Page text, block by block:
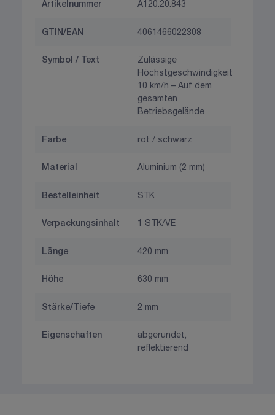
Artikelnummer A120.20.843
GTIN/EAN 4061466022308
Symbol / Text
Zulässige
Höchstgeschwindigkeit
10 km/h – Auf dem
gesamten
Betriebsgelände
Farbe rot / schwarz
Material Aluminium (2 mm)
Bestelleinheit STK
Verpackungsinhalt 1 STK/VE
Länge 420 mm
Höhe 630 mm
Stärke/Tiefe 2 mm
Eigenschaften
abgerundet,
reflektierend